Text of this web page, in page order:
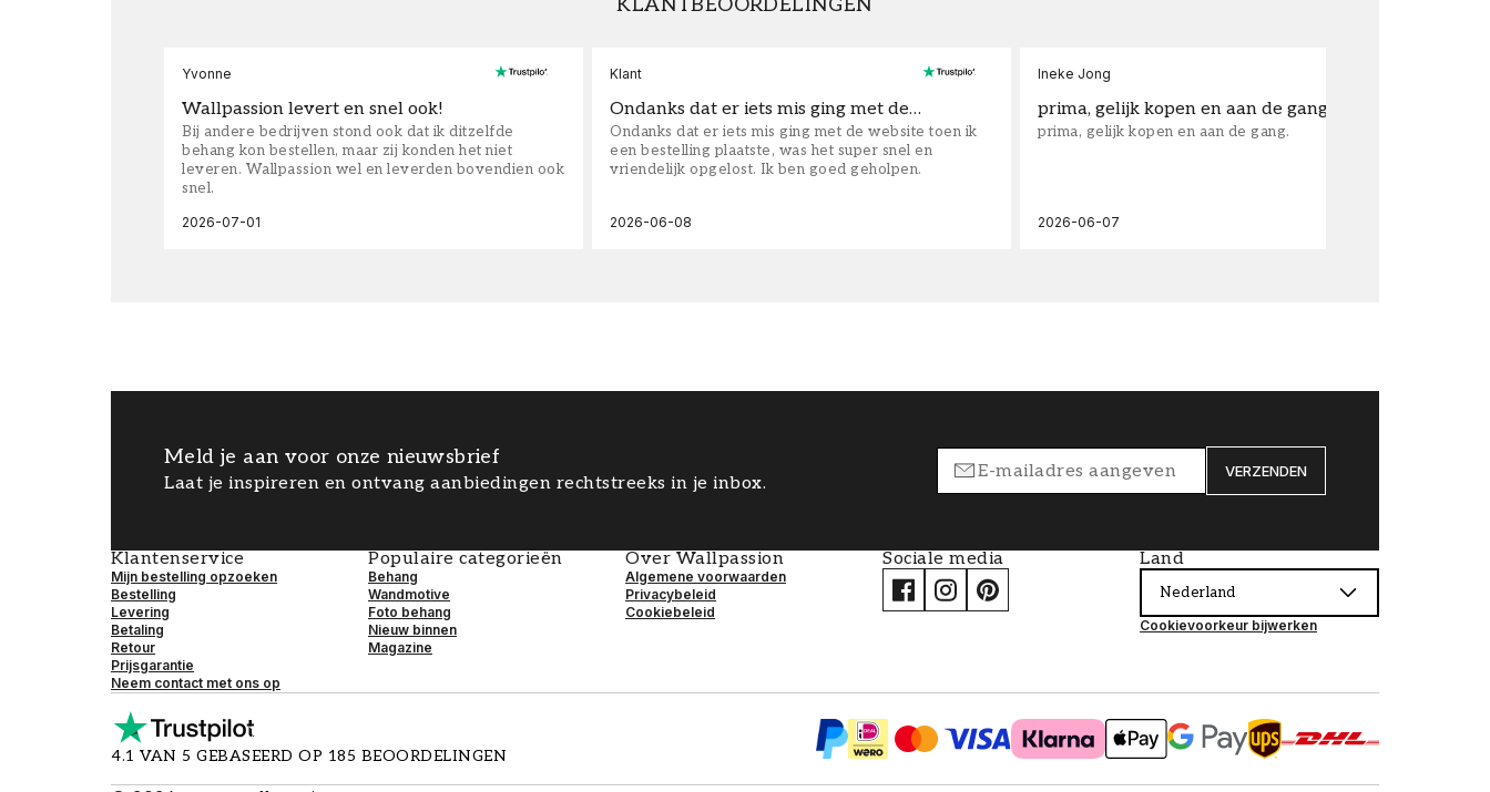
KLANTBEOORDELINGEN
Yvonne
Wallpassion levert en snel ook!
Bij andere bedrijven stond ook dat ik ditzelfde
behang kon bestellen, maar zij konden het niet
leveren. Wallpassion wel en leverden bovendien ook
snel.
2026-07-01
Klant
Ondanks dat er iets mis ging met de…
Ondanks dat er iets mis ging met de website toen ik
een bestelling plaatste, was het super snel en
vriendelijk opgelost. Ik ben goed geholpen.
2026-06-08
Ineke Jong
prima, gelijk kopen en aan de gang.
prima, gelijk kopen en aan de gang.
2026-06-07
Meld je aan voor onze nieuwsbrief
Laat je inspireren en ontvang aanbiedingen rechtstreeks in je inbox.
VERZENDEN
Klantenservice
Mijn bestelling opzoeken
Bestelling
Levering
Betaling
Retour
Prijsgarantie
Neem contact met ons op
Populaire categorieën
Behang
Wandmotive
Foto behang
Nieuw binnen
Magazine
Over Wallpassion
Algemene voorwaarden
Privacybeleid
Cookiebeleid
Sociale media Land
Nederland
Cookievoorkeur bijwerken
4.1 VAN 5 GEBASEERD OP 185 BEOORDELINGEN